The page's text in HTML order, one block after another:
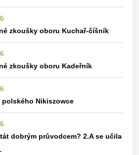
zkoušky oboru Kuchař-číšník
zkoušky oboru Kadeřník
polského Nikiszowce
dobrým průvodcem? 2.A se učila